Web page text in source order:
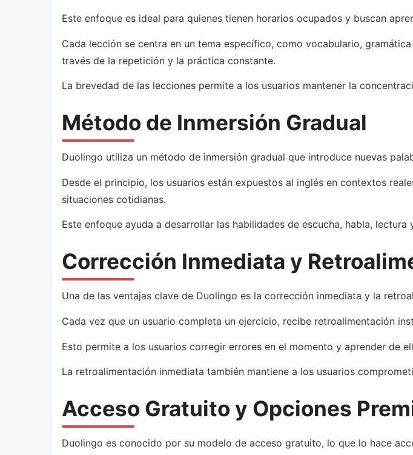
Este enfoque es ideal para quienes tienen horarios ocupados y buscan
Cada lección se centra en un tema específico, como vocabulario,
través de la repetición y la práctica constante.
La brevedad de las lecciones permite a los usuarios mantener la
Método de Inmersión Gradual
Duolingo utiliza un método de inmersión gradual que introduce nuevas
Desde el principio, los usuarios están expuestos al inglés en contextos
situaciones cotidianas.
Este enfoque ayuda a desarrollar las habilidades de escucha, habla,
Corrección Inmediata y
Una de las ventajas clave de Duolingo es la corrección inmediata y la
Cada vez que un usuario completa un ejercicio, recibe retroalimentación
Esto permite a los usuarios corregir errores en el momento y aprender de
La retroalimentación inmediata también mantiene a los usuarios
Acceso Gratuito y Opciones
Duolingo es conocido por su modelo de acceso gratuito, lo que lo hace